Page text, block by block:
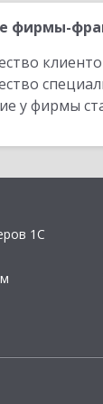
фирмы-
у фирмы
1С